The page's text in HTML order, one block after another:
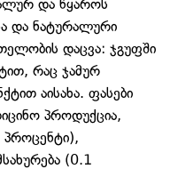
და წყაროს
და ნატურალური
დაცვა: ჯგუფში
რაც ჯამურ
აისახა. ფასები
პროდუქცია,
(0.1